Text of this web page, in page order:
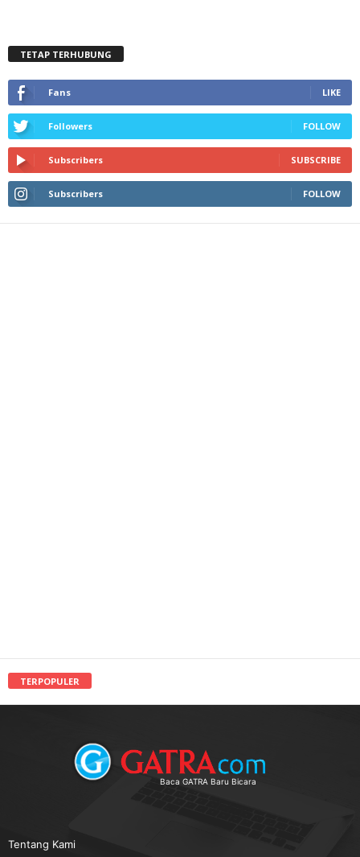
TETAP TERHUBUNG
Fans LIKE
Followers FOLLOW
Subscribers SUBSCRIBE
Subscribers FOLLOW
TERPOPULER
Baca GATRA Baru Bicara
Tentang Kami